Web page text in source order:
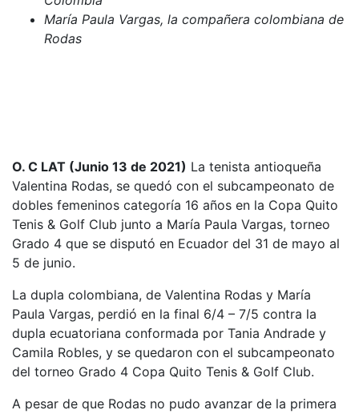
María Paula Vargas, la compañera colombiana de
Rodas
O. C LAT (Junio 13 de 2021) La tenista antioqueña
Valentina Rodas, se quedó con el subcampeonato de
dobles femeninos categoría 16 años en la Copa Quito
Tenis & Golf Club junto a María Paula Vargas, torneo
Grado 4 que se disputó en Ecuador del 31 de mayo al
5 de junio.
La dupla colombiana, de Valentina Rodas y María
Paula Vargas, perdió en la final 6/4 – 7/5 contra la
dupla ecuatoriana conformada por Tania Andrade y
Camila Robles, y se quedaron con el subcampeonato
del torneo Grado 4 Copa Quito Tenis & Golf Club.
A pesar de que Rodas no pudo avanzar de la primera